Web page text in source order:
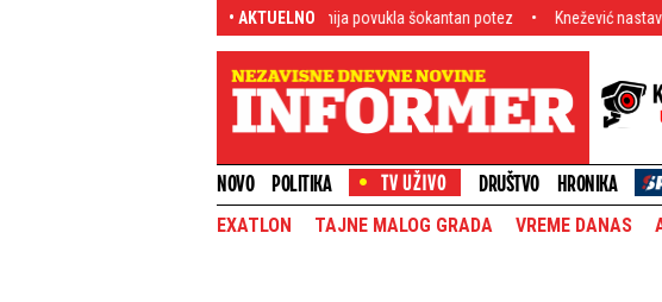
• AKTUELNO
Madrida i Rima bukti: Španija povukla šokantan potez Knežević nastavlja borbu:
NOVO POLITIKA DRUŠTVO HRONIKA
EXATLON TAJNE MALOG GRADA VREME DANAS